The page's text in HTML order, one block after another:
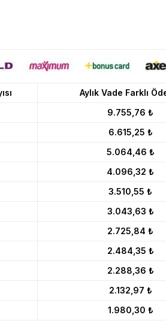
Aylık Vade Farklı
9.755,76 ₺
6.615,25 ₺
5.064,46 ₺
4.096,32 ₺
3.510,55 ₺
3.043,63 ₺
2.725,84 ₺
2.484,35 ₺
2.288,36 ₺
2.132,97 ₺
1.980,30 ₺